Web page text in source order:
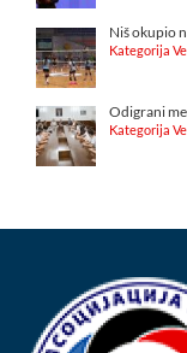
Niš okupio
Kategorija
Odigrani
Kategorija